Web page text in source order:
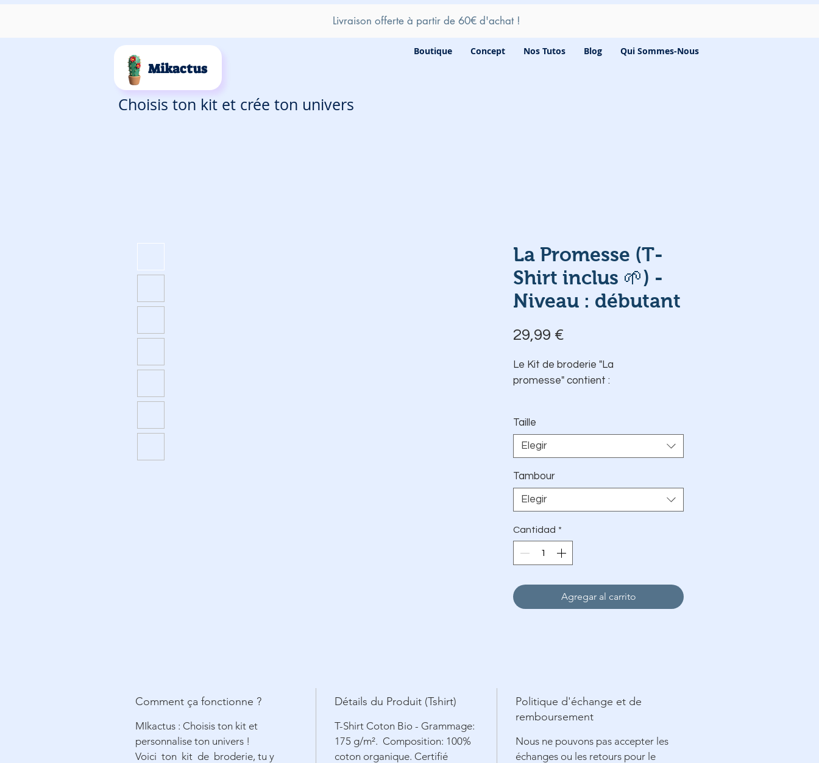
Livraison offerte à partir de 60€ d'achat !
Mikactus
Boutique Concept Nos Tutos Blog Qui Sommes-Nous
Choisis ton kit et crée ton univers
La Promesse (T-
Shirt inclus 🌱) -
Niveau : débutant
29,99 €
Le Kit de broderie "La
promesse" contient :
Française 🇫🇷
Le modèle choisi pré-
imprimé sur du papier
Une fiche explicative
Une aiguille
ø12 cm (Optionnel)
Taille
Elegir
Tambour
Elegir
Cantidad *
Agregar al carrito
Comment ça fonctionne ?
MIkactus : Choisis ton kit et
personnalise ton univers !
Voici ton kit de broderie, tu y
Détails du Produit (Tshirt)
T-Shirt Coton Bio - Grammage:
175 g/m². Composition: 100%
coton organique. Certifié
Politique d'échange et de
remboursement
Nous ne pouvons pas accepter les
échanges ou les retours pour le